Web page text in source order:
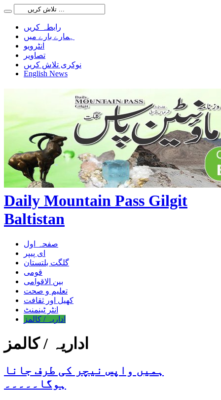
رابطہ کریں
ہمارے بارے میں
انٹرویو
تصاویر
نوکری تلاش کریں
English News
Daily Mountain Pass Gilgit
Baltistan
صفحہ اول
ای پیپر
گلگت بلتستان
قومی
بین الاقوامی
تعلیم و صحت
کھیل اور ثقافت
انٹر ٹینمنٹ
اداریہ / کالمز
اداریہ / کالمز
ہمیں واپس نیچر کی طرف جانا
ہوگا۔۔۔۔۔